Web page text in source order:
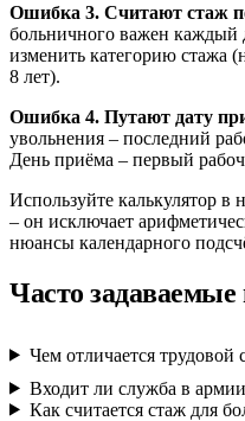
Ошибка 3. Считают стаж
больничного важен каждый
изменить категорию стажа
8 лет).
Ошибка 4. Путают дату
увольнения – последний
День приёма – первый
Используйте калькулятор в
– он исключает
нюансы календарного
Часто
Чем отличается трудовой
Входит ли служба в
Как считается стаж для